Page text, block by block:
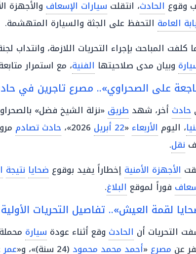
وقوع الحادث، انتقلت سيارات الإسعاف والأجهزة
العامة التحفظ على الجثة والسيارة المتهشمة.
كلفت المباحث بإجراء التحريات اللازمة، وانتداب
وبيان مدى صلاحيتها الفنية، مع استمرار
على الصحراوي».. مصرع تاجرين في
حادث أخر، شهد طريق «نزلة الشيخ فضل»
، اليوم الأربعاء «22 أبريل حادث تصادم
نقل.
الأجهزة الأمنية إخطاراً يفيد بوقوع ضحايا نتيجة
فوراً لموقع البلاغ.
لقمة العيش».. تفاصيل التحريات الأولية
التحريات أن الحادث وقع أثناء عودة سيارة
عن مصرع «أحمد محمد محمود (24 سنة)»، و« عمر